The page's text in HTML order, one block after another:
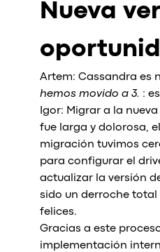
Nueva
Artem: Cassandra es
hemos movido a 3. :
Igor: Migrar a la
fue larga y dolorosa,
migración tuvimos
para configurar el
actualizar la versión
sido un derroche total
felices.
Gracias a este
implementación